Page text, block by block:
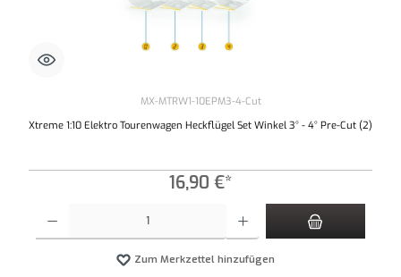
MX-MTRW1-10EPM3-4-Cut
Xtreme 1:10 Elektro Tourenwagen Heckflügel Set Winkel 3° - 4° Pre-Cut (2)
16,90 €*
Zum Merkzettel hinzufügen